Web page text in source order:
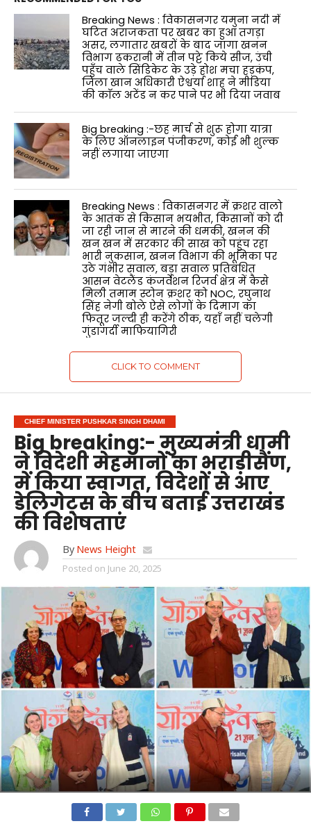
Breaking News : विकासनगर यमुना नदी में
घटित अराजकता पर खबर का हुआ तगड़ा
असर, लगातार खबरों के बाद जागा खनन
विभाग ढकरानी में तीन पट्टे किये सीज, उंची
पहुँच वाले सिंडिकेट के उड़े होश मचा हड़कंप,
जिला खान अधिकारी ऐश्वर्या शाह ने मीडिया
की काॅल अटेंड न कर पाने पर भी दिया जवाब
Big breaking :-छह मार्च से शुरू होगा यात्रा
के लिए ऑनलाइन पंजीकरण, कोई भी शुल्क
नहीं लगाया जाएगा
Breaking News : विकासनगर में क्रशर वालो
के आतंक से किसान भयभीत, किसानों को दी
जा रही जान से मारने की धमकी, खनन की
खन खन में सरकार की साख को पहुंच रहा
भारी नुकसान, खनन विभाग की भूमिका पर
उठे गंभीर सवाल, बड़ा सवाल प्रतिबंधित
आसन वेटलैंड कंजर्वेशन रिजर्व क्षेत्र में कैसे
मिली तमाम स्टोन क्रशर को NOC, रघुनाथ
सिंह नेगी बोले ऐसे लोगों के दिमाग का
फितूर जल्दी ही करेंगे ठीक, यहाँ नहीं चलेगी
गुंडागर्दी माफियागिरी
CLICK TO COMMENT
CHIEF MINISTER PUSHKAR SINGH DHAMI
Big breaking:- मुख्यमंत्री धामी
ने विदेशी मेहमानों का भराड़ीसैंण,
में किया स्वागत, विदेशों से आए
डेलिगेट्स के बीच बताई उत्तराखंड
की विशेषताएं
By News Height
Posted on June 20, 2025